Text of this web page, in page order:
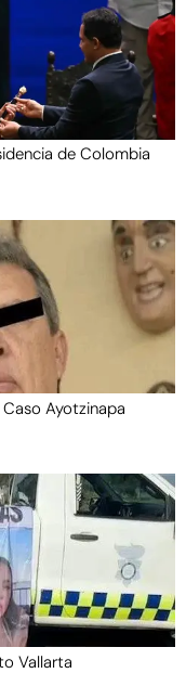
de Colombia
Ayotzinapa
Vallarta